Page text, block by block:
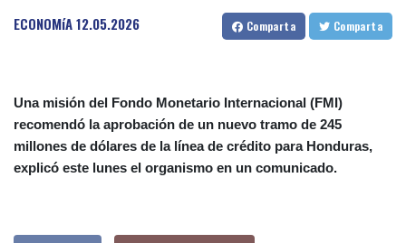
ataques en una región petrolera
ECONOMíA12.05.2026 Comparta Comparta
Una misión del Fondo Monetario Internacional (FMI)
recomendó la aprobación de un nuevo tramo de 245
millones de dólares de la línea de crédito para Honduras,
explicó este lunes el organismo en un comunicado.